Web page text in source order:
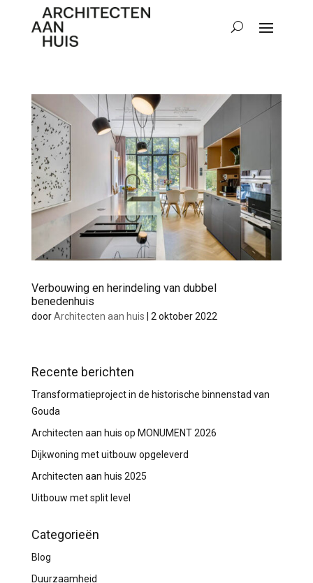
Verbouwing en herindeling van dubbel
benedenhuis
doorArchitecten aan huis 2 oktober 2022
Recente berichten
Transformatieproject in de historische binnenstad van
Gouda
Architecten aan huis op MONUMENT 2026
Dijkwoning met uitbouw opgeleverd
Architecten aan huis 2025
Uitbouw met split level
Categorieën
Blog
Duurzaamheid